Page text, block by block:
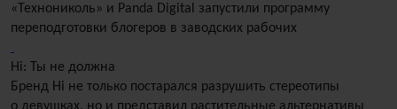
«Технониколь» и Panda Digital запустили программу
переподготовки блогеров в заводских рабочих
Hi: Ты не должна
Бренд Hi не только постарался разрушить стереотипы
о девушках, но и представил растительные альтернативы